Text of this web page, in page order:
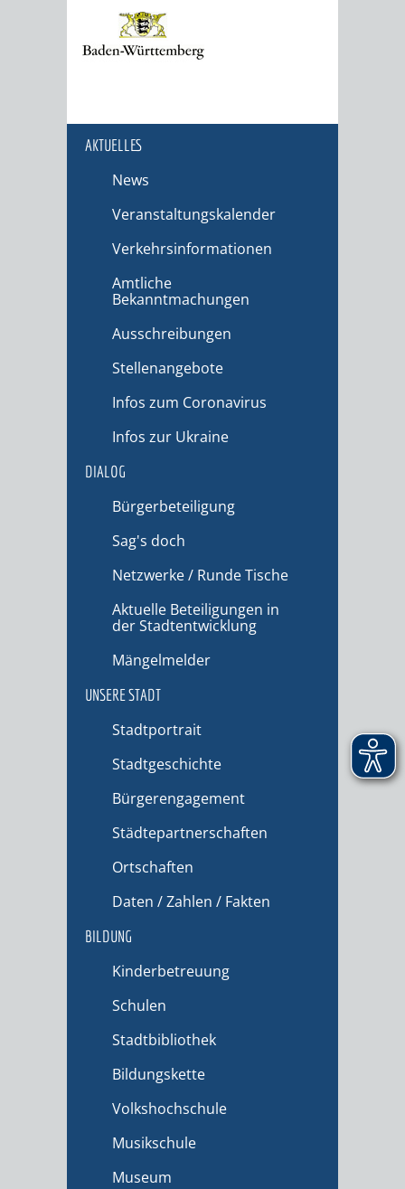
AKTUELLES
News
Veranstaltungskalender
Verkehrsinformationen
Amtliche
Bekanntmachungen
Ausschreibungen
Stellenangebote
Infos zum Coronavirus
Infos zur Ukraine
DIALOG
Bürgerbeteiligung
Sag's doch
Netzwerke / Runde Tische
Aktuelle Beteiligungen in
der Stadtentwicklung
Mängelmelder
UNSERE STADT
Stadtportrait
Stadtgeschichte
Bürgerengagement
Städtepartnerschaften
Ortschaften
Daten / Zahlen / Fakten
BILDUNG
Kinderbetreuung
Schulen
Stadtbibliothek
Bildungskette
Volkshochschule
Musikschule
Museum